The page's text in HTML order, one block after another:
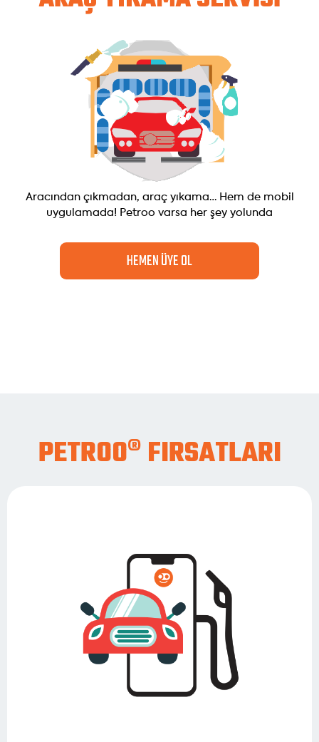
Aracından çıkmadan, araç yıkama… Hem de mobil
uygulamada! Petroo varsa her şey yolunda
HEMEN ÜYE OL
PETROO® FIRSATLARI